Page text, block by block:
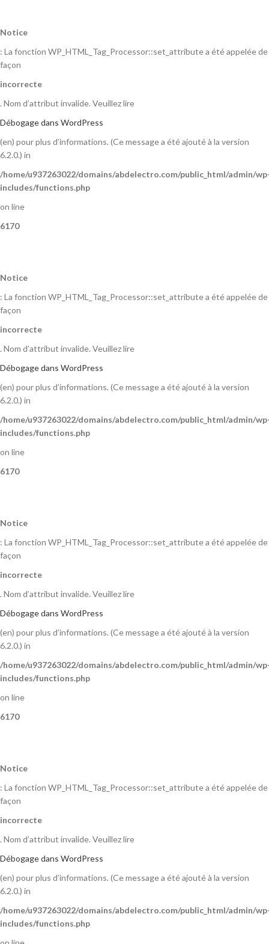
Notice
: La fonction WP_HTML_Tag_Processor::set_attribute a été appelée de
façon
incorrecte
. Nom d’attribut invalide. Veuillez lire
Débogage dans WordPress
(en) pour plus d’informations. (Ce message a été ajouté à la version
6.2.0.) in
/home/u937263022/domains/abdelectro.com/public_html/admin/
includes/functions.php
on line
6170
Notice
: La fonction WP_HTML_Tag_Processor::set_attribute a été appelée de
façon
incorrecte
. Nom d’attribut invalide. Veuillez lire
Débogage dans WordPress
(en) pour plus d’informations. (Ce message a été ajouté à la version
6.2.0.) in
/home/u937263022/domains/abdelectro.com/public_html/admin/
includes/functions.php
on line
6170
Notice
: La fonction WP_HTML_Tag_Processor::set_attribute a été appelée de
façon
incorrecte
. Nom d’attribut invalide. Veuillez lire
Débogage dans WordPress
(en) pour plus d’informations. (Ce message a été ajouté à la version
6.2.0.) in
/home/u937263022/domains/abdelectro.com/public_html/admin/
includes/functions.php
on line
6170
Notice
: La fonction WP_HTML_Tag_Processor::set_attribute a été appelée de
façon
incorrecte
. Nom d’attribut invalide. Veuillez lire
Débogage dans WordPress
(en) pour plus d’informations. (Ce message a été ajouté à la version
6.2.0.) in
/home/u937263022/domains/abdelectro.com/public_html/admin/
includes/functions.php